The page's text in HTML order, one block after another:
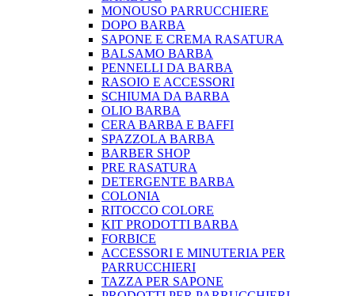
MONOUSO PARRUCCHIERE
DOPO BARBA
SAPONE E CREMA RASATURA
BALSAMO BARBA
PENNELLI DA BARBA
RASOIO E ACCESSORI
SCHIUMA DA BARBA
OLIO BARBA
CERA BARBA E BAFFI
SPAZZOLA BARBA
BARBER SHOP
PRE RASATURA
DETERGENTE BARBA
COLONIA
RITOCCO COLORE
KIT PRODOTTI BARBA
FORBICE
ACCESSORI E MINUTERIA PER
PARRUCCHIERI
TAZZA PER SAPONE